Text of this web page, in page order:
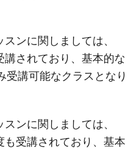
スンに関しましては、
講されており、基本的な
受講可能なクラスとなり
スンに関しましては、
も受講されており、基本